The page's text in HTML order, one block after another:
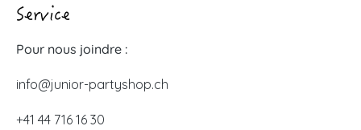
Service
Pour nous joindre :
info@junior-partyshop.ch
+41 44 716 16 30